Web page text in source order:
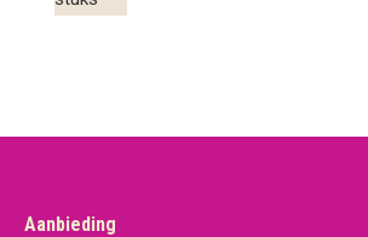
Aanbieding